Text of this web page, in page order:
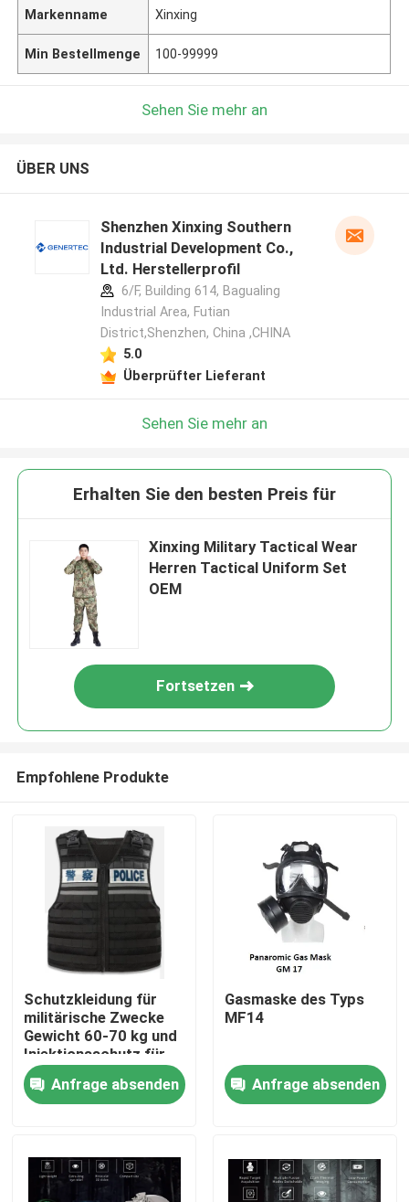
Zu Hause
Videos
Markenname Xinxing
Min Bestellmenge 100-99999
Sehen Sie mehr an
ÜBER UNS
Shenzhen Xinxing Southern
Industrial Development Co.,
Ltd. Herstellerprofil
6/F, Building 614, Bagualing
Industrial Area, Futian
District,Shenzhen, China ,CHINA
5.0
Überprüfter Lieferant
Sehen Sie mehr an
Erhalten Sie den besten Preis für
Xinxing Military Tactical Wear
Herren Tactical Uniform Set
OEM
Fortsetzen
Empfohlene Produkte
Schutzkleidung für
militärische Zwecke
Gewicht 60-70 kg und
Injektionsschutz für
Größe/Körpergröße/Gewicht/Schutzbereich
Anfrage absenden
Gasmaske des Typs
MF14
Anfrage absenden